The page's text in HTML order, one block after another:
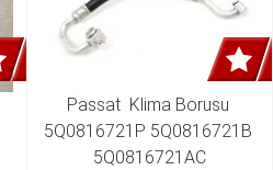
Passat  Klima Borusu
5Q0816721P 5Q0816721B
5Q0816721AC